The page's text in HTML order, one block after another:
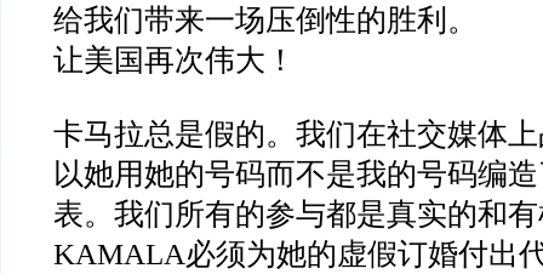
给我们带来一场压倒性的胜利。
让美国再次伟大！
卡马拉总是假的。我们在社交媒体
以她用她的号码而不是我的号码编
表。我们所有的参与都是真实的和
KAMALA必须为她的虚假订婚付出